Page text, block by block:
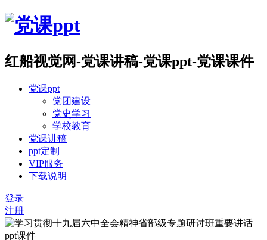
红船视觉网-党课讲稿-党课ppt-党课课件
党课ppt
党团建设
党史学习
学校教育
党课讲稿
ppt定制
VIP服务
下载说明
登录
注册